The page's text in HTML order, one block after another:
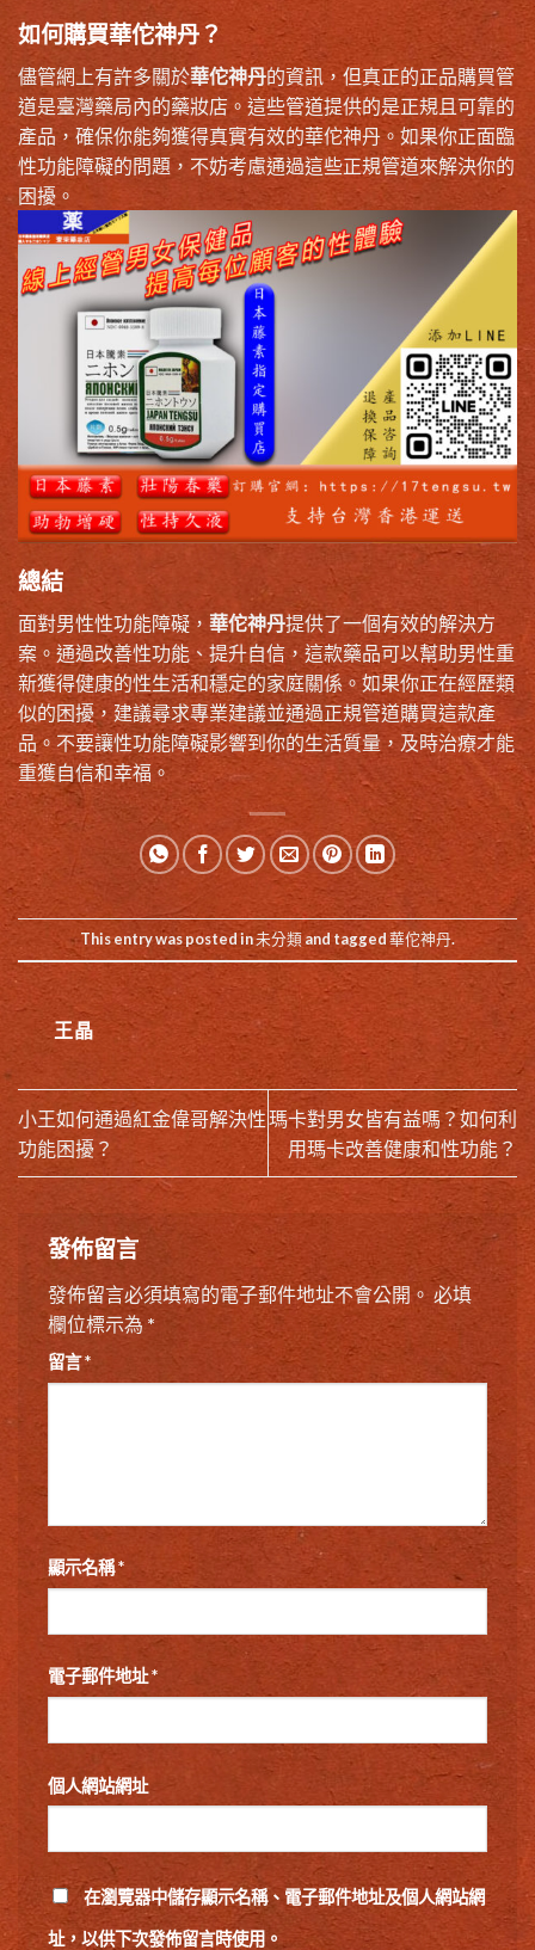
如何購買華佗神丹？
儘管網上有許多關於華佗神丹的資訊，但真正的正品購買管
道是臺灣藥局內的藥妝店。這些管道提供的是正規且可靠的
產品，確保你能夠獲得真實有效的華佗神丹。如果你正面臨
性功能障礙的問題，不妨考慮通過這些正規管道來解決你的
困擾。
總結
面對男性性功能障礙， 華佗神丹提供了一個有效的解決方
案。通過改善性功能、提升自信，這款藥品可以幫助男性重
新獲得健康的性生活和穩定的家庭關係。如果你正在經歷類
似的困擾，建議尋求專業建議並通過正規管道購買這款產
品。不要讓性功能障礙影響到你的生活質量，及時治療才能
重獲自信和幸福。
This entry was posted in未分類and tagged華佗神丹.
王晶
小王如何通過紅金偉哥解決性
功能困擾？
瑪卡對男女皆有益嗎？如何利
用瑪卡改善健康和性功能？
發佈留言
發佈留言必須填寫的電子郵件地址不會公開。 必填
欄位標示為 *
留言*
顯示名稱*
電子郵件地址*
個人網站網址
在瀏覽器中儲存顯示名稱、電子郵件地址及個人網站網
址，以供下次發佈留言時使用。